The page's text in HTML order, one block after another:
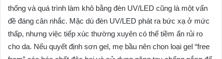
thống và quá trình làm khô bằng đèn UV/LED cũng là một vấn
đề đáng cân nhắc. Mặc dù đèn UV/LED phát ra bức xạ ở mức
thấp, nhưng việc tiếp xúc thường xuyên có thể tiềm ẩn rủi ro
cho da. Nếu quyết định sơn gel, mẹ bầu nên chọn loại gel “free